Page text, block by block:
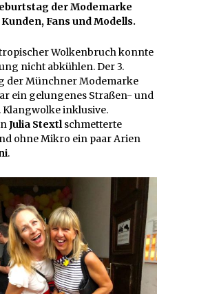
der Modemarke
Fans und Modells.
Wolkenbruch konnte
nicht abkühlen. Der 3.
der Münchner Modemarke
ein gelungenes Straßen- und
Klangwolke inklusive.
Julia Stextlschmetterte
ohne Mikro ein paar Arien
.